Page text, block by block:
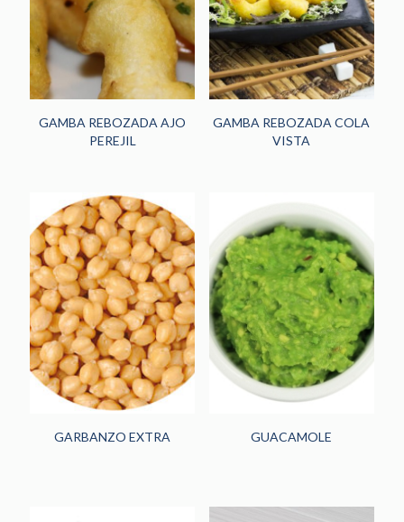
GAMBA REBOZADA AJO
PEREJIL
GAMBA REBOZADA COLA
VISTA
GARBANZO EXTRA GUACAMOLE